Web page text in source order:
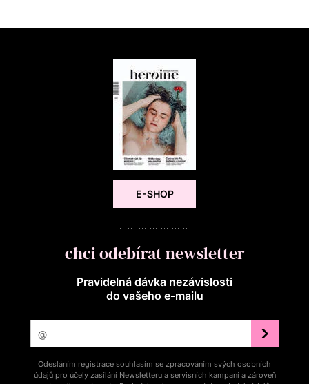
E-SHOP
chci odebírat newsletter
Pravidelná dávka nezávislosti
do vašeho e‑mailu
Odesláním registrace souhlasím se zpracováním svých osobních
údajů pro účely zasílání Newsletteru a servisních kampaní a zároveň